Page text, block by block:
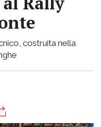
costruita nella